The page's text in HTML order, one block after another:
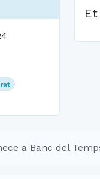
a Banc del